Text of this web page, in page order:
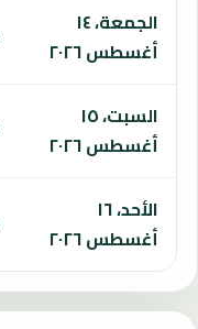
الجمعة، ١٤
أغسطس ٢٠٢٦
السبت، ١٥
أغسطس ٢٠٢٦
الأحد، ١٦
أغسطس ٢٠٢٦